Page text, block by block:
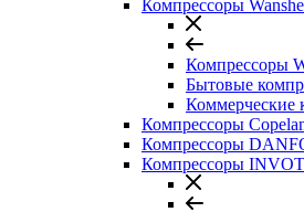
Компрессоры
Компрессоры
Бытовые
Коммерческие
Компрессоры
Компрессоры
Компрессоры